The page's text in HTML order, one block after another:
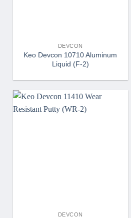
DEVCON
Keo Devcon 10710 Aluminum
Liquid (F-2)
DEVCON